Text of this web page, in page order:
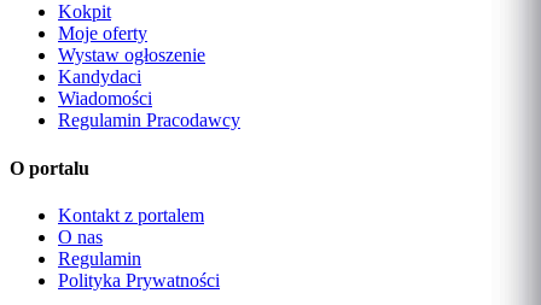
Kokpit
Moje oferty
Wystaw ogłoszenie
Kandydaci
Wiadomości
Regulamin Pracodawcy
O portalu
Kontakt z portalem
O nas
Regulamin
Polityka Prywatności